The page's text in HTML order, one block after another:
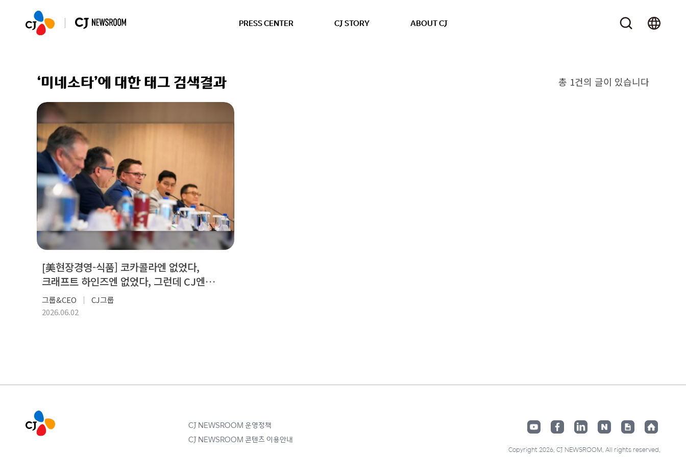
PRESS CENTER CJ STORY ABOUT CJ
‘미네소타’에 대한 태그 검색결과 총 1건의 글이 있습니다
[美현장경영-식품] 코카콜라엔 없었다,
크래프트 하인즈엔 없었다, 그런데 CJ엔
있다!
그룹&CEO
CJ그룹
2026.06.02
CJ NEWSROOM 운영정책
CJ NEWSROOM 콘텐츠 이용안내
Copyright 2026. CJ NEWSROOM. All rights reserved.